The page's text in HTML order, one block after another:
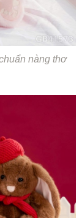
nàng thơ